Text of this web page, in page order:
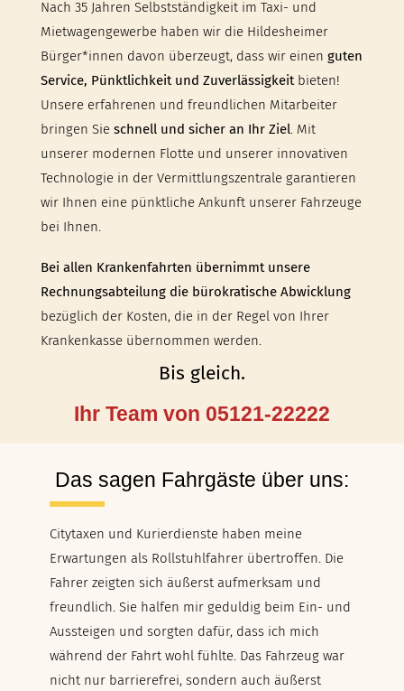
Nach 35 Jahren Selbstständigkeit im Taxi- und
Mietwagengewerbe haben wir die Hildesheimer
Bürger*innen davon überzeugt, dass wir einen guten
Service, Pünktlichkeit und Zuverlässigkeitbieten!
Unsere erfahrenen und freundlichen Mitarbeiter
bringen Sie schnell und sicher an Ihr Ziel. Mit
unserer modernen Flotte und unserer innovativen
Technologie in der Vermittlungszentrale garantieren
wir Ihnen eine pünktliche Ankunft unserer Fahrzeuge
bei Ihnen.
Bei allen Krankenfahrten übernimmt unsere
Rechnungsabteilung die bürokratische Abwicklung
bezüglich der Kosten, die in der Regel von Ihrer
Krankenkasse übernommen werden.
Bis gleich.
Ihr Team von 05121-22222
Das sagen Fahrgäste über uns:
Citytaxen und Kurierdienste haben meine
Erwartungen als Rollstuhlfahrer übertroffen. Die
Fahrer zeigten sich äußerst aufmerksam und
freundlich. Sie halfen mir geduldig beim Ein- und
Aussteigen und sorgten dafür, dass ich mich
während der Fahrt wohl fühlte. Das Fahrzeug war
nicht nur barrierefrei, sondern auch äußerst